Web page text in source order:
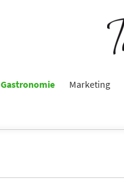
Gastronomie Marketing